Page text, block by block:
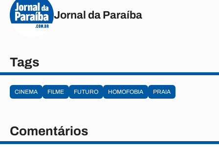
Jornal da Paraíba
Tags
CINEMA FILME FUTURO HOMOFOBIA PRAIA
Comentários